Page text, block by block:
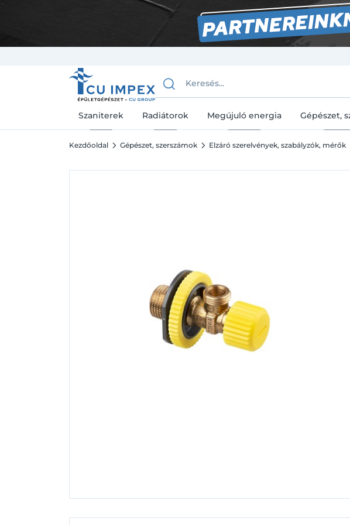
Szaniterek Radiátorok Megújuló energia Gépészet,
Kezdőoldal Gépészet, szerszámok Elzáró szerelvények, szabályzók, mérők